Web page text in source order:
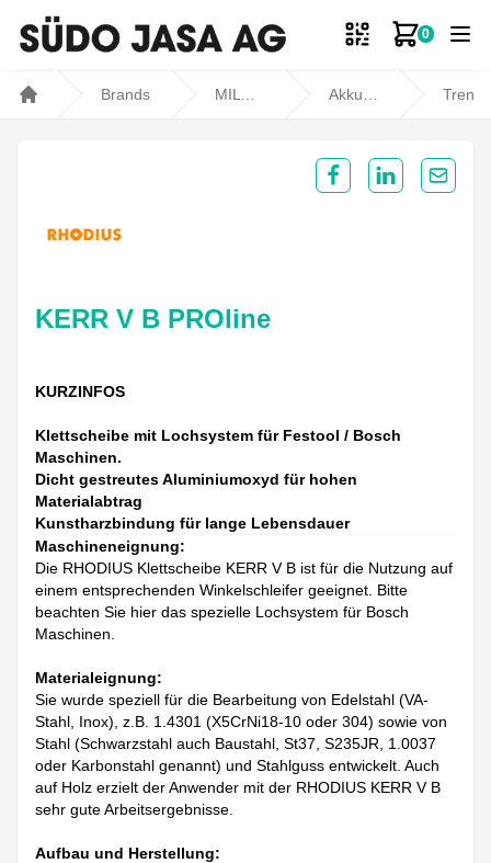
0
Zum
Brands
KERR V B PROline
KURZINFOS
Klettscheibe mit Lochsystem für Festool / Bosch
Maschinen.
Dicht gestreutes Aluminiumoxyd für hohen
Materialabtrag
Kunstharzbindung für lange Lebensdauer
Maschineneignung:
Die RHODIUS Klettscheibe KERR V B ist für die Nutzung auf
einem entsprechenden Winkelschleifer geeignet. Bitte
beachten Sie hier das spezielle Lochsystem für Bosch
Maschinen.
Materialeignung:
Sie wurde speziell für die Bearbeitung von Edelstahl (VA-
Stahl, Inox), z.B. 1.4301 (X5CrNi18-10 oder 304) sowie von
Stahl (Schwarzstahl auch Baustahl, St37, S235JR, 1.0037
oder Karbonstahl genannt) und Stahlguss entwickelt. Auch
auf Holz erzielt der Anwender mit der RHODIUS KERR V B
sehr gute Arbeitsergebnisse.
Aufbau und Herstellung:
Share on Facebook
Share onShare